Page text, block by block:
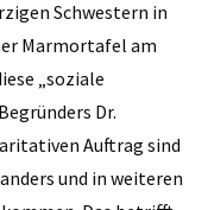
Schwestern in
Marmortafel am
„soziale
Dr.
Auftrag sind
und in weiteren